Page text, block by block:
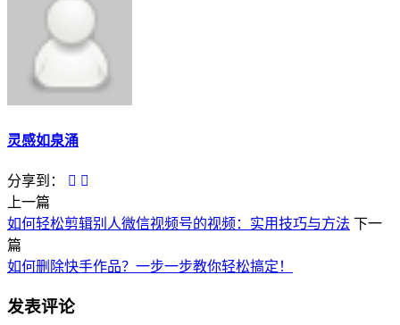
灵感如泉涌
分享到：
上一篇
如何轻松剪辑别人微信视频号的视频：实用技巧与方法 下一
篇
如何删除快手作品？一步一步教你轻松搞定！
发表评论